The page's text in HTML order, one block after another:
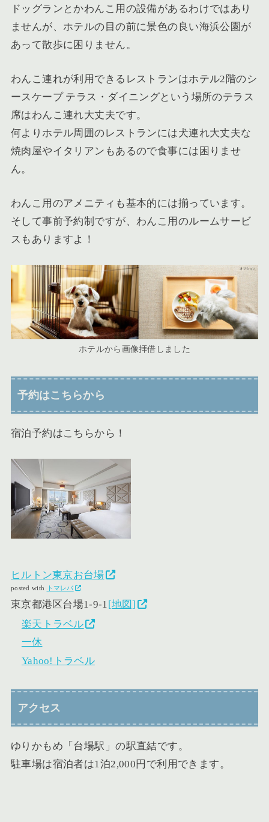
ドッグランとかわんこ用の設備があるわけではあり
ませんが、ホテルの目の前に景色の良い海浜公園が
あって散歩に困りません。
わんこ連れが利用できるレストランはホテル2階のシ
ースケープ テラス・ダイニングという場所のテラス
席はわんこ連れ大丈夫です。
何よりホテル周囲のレストランには犬連れ大丈夫な
焼肉屋やイタリアンもあるので食事には困りませ
ん。
わんこ用のアメニティも基本的には揃っています。
そして事前予約制ですが、わんこ用のルームサービ
スもありますよ！
ホテルから画像拝借しました
予約はこちらから
宿泊予約はこちらから！
ヒルトン東京お台場
posted with トマレバ
東京都港区台場1-9-1 [地図]
楽天トラベル
一休
Yahoo!トラベル
アクセス
ゆりかもめ「台場駅」の駅直結です。
駐車場は宿泊者は1泊2,000円で利用できます。